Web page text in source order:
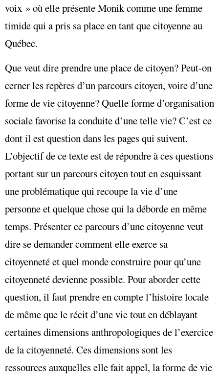
voix » où elle présente Monik comme une femme
timide qui a pris sa place en tant que citoyenne au
Québec.
Que veut dire prendre une place de citoyen? Peut-on
cerner les repères d’un parcours citoyen, voire d’une
forme de vie citoyenne? Quelle forme d’organisation
sociale favorise la conduite d’une telle vie? C’est ce
dont il est question dans les pages qui suivent.
L’objectif de ce texte est de répondre à ces questions
portant sur un parcours citoyen tout en esquissant
une problématique qui recoupe la vie d’une
personne et quelque chose qui la déborde en même
temps. Présenter ce parcours d’une citoyenne veut
dire se demander comment elle exerce sa
citoyenneté et quel monde construire pour qu’une
citoyenneté devienne possible. Pour aborder cette
question, il faut prendre en compte l’histoire locale
de même que le récit d’une vie tout en déblayant
certaines dimensions anthropologiques de l’exercice
de la citoyenneté. Ces dimensions sont les
ressources auxquelles elle fait appel, la forme de vie